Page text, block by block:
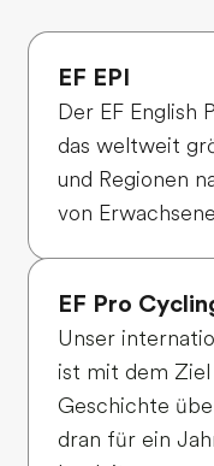
EF EPI
Der EF English
das weltweit
und Regionen
von
EF Pro
Unser
ist mit dem
Geschichte
dran für ein